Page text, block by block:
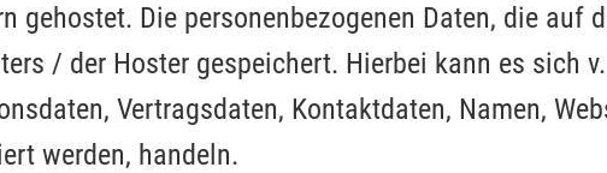
gehostet. Die personenbezogenen Daten, die auf
/ der Hoster gespeichert. Hierbei kann es sich
Vertragsdaten, Kontaktdaten, Namen,
werden, handeln.